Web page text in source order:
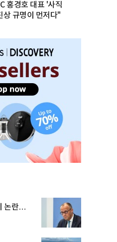
홍경호 대표 '사직
규명이 먼저다"
논란…